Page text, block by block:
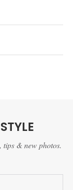
tips & new photos.